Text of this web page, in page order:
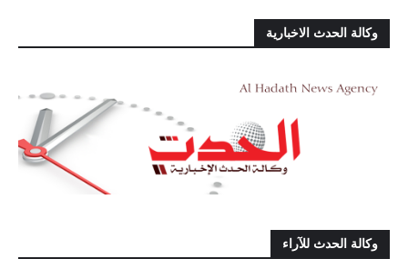
وكالة الحدث الاخبارية
وكالة الحدث للآراء